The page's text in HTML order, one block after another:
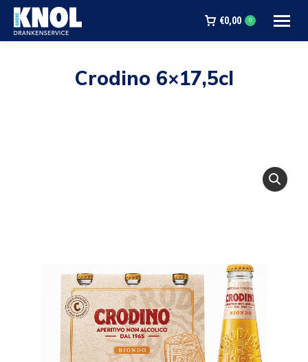
€0,00 0
Crodino 6×17,5cl